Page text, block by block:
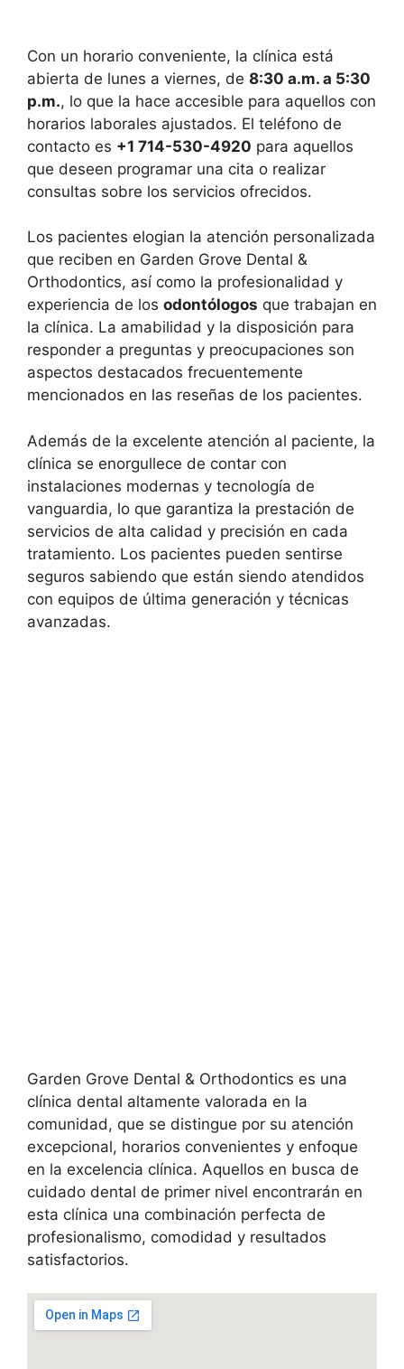
Con un horario conveniente, la clínica está
abierta de lunes a viernes, de 8:30 a.m. a 5:30
p.m., lo que la hace accesible para aquellos con
horarios laborales ajustados. El teléfono de
contacto es +1 714-530-4920 para aquellos
que deseen programar una cita o realizar
consultas sobre los servicios ofrecidos.
Los pacientes elogian la atención personalizada
que reciben en Garden Grove Dental &
Orthodontics, así como la profesionalidad y
experiencia de los odontólogos que trabajan en
la clínica. La amabilidad y la disposición para
responder a preguntas y preocupaciones son
aspectos destacados frecuentemente
mencionados en las reseñas de los pacientes.
Además de la excelente atención al paciente, la
clínica se enorgullece de contar con
instalaciones modernas y tecnología de
vanguardia, lo que garantiza la prestación de
servicios de alta calidad y precisión en cada
tratamiento. Los pacientes pueden sentirse
seguros sabiendo que están siendo atendidos
con equipos de última generación y técnicas
avanzadas.
Garden Grove Dental & Orthodontics es una
clínica dental altamente valorada en la
comunidad, que se distingue por su atención
excepcional, horarios convenientes y enfoque
en la excelencia clínica. Aquellos en busca de
cuidado dental de primer nivel encontrarán en
esta clínica una combinación perfecta de
profesionalismo, comodidad y resultados
satisfactorios.